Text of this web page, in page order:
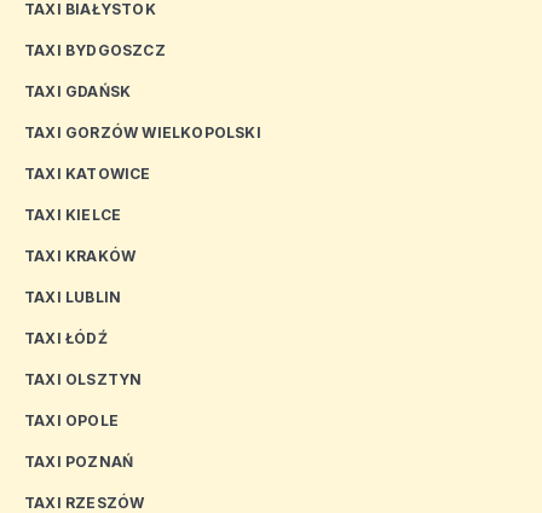
TAXI BIAŁYSTOK
TAXI BYDGOSZCZ
TAXI GDAŃSK
TAXI GORZÓW WIELKOPOLSKI
TAXI KATOWICE
TAXI KIELCE
TAXI KRAKÓW
TAXI LUBLIN
TAXI ŁÓDŹ
TAXI OLSZTYN
TAXI OPOLE
TAXI POZNAŃ
TAXI RZESZÓW